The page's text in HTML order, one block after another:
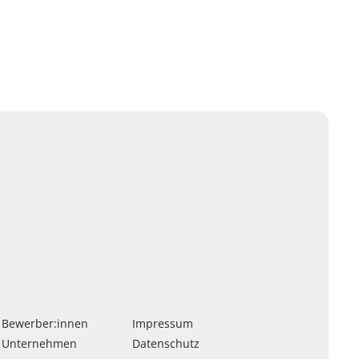
Bewerber:innen
Unternehmen
Impressum
Datenschutz